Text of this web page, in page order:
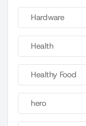
Hardware
Health
Healthy Food
hero